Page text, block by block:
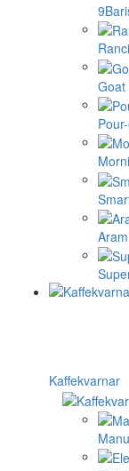
Goat
Kaffekvarnar